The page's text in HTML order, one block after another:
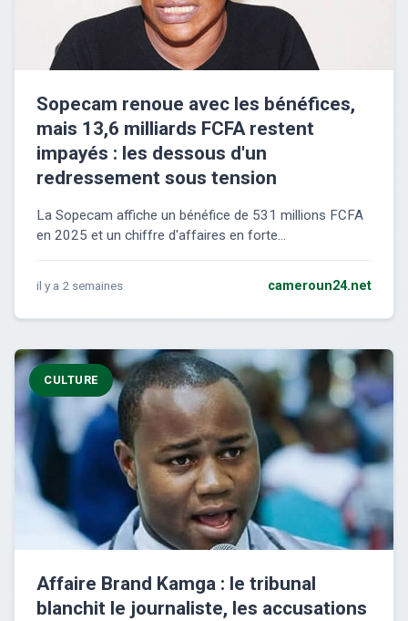
Sopecam renoue avec les bénéfices,
mais 13,6 milliards FCFA restent
impayés : les dessous d'un
redressement sous tension
La Sopecam affiche un bénéfice de 531 millions FCFA
en 2025 et un chiffre d'affaires en forte...
il y a 2 semaines cameroun24.net
CULTURE
Affaire Brand Kamga : le tribunal
blanchit le journaliste, les accusations